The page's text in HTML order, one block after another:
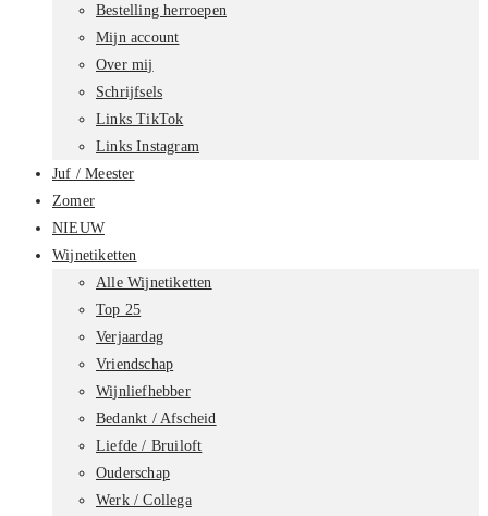
Bestelling herroepen
Mijn account
Over mij
Schrijfsels
Links TikTok
Links Instagram
Juf / Meester
Zomer
NIEUW
Wijnetiketten
Alle Wijnetiketten
Top 25
Verjaardag
Vriendschap
Wijnliefhebber
Bedankt / Afscheid
Liefde / Bruiloft
Ouderschap
Werk / Collega